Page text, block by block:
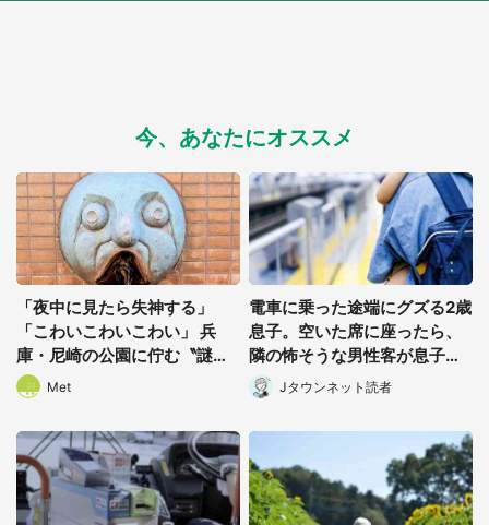
今、あなたにオススメ
「夜中に見たら失神する」
「こわいこわいこわい」 兵
庫・尼崎の公園に佇む〝謎す
ぎる顔〟に1.3万人戦慄
Met
電車に乗った途端にグズる2歳
息子。空いた席に座ったら、
隣の怖そうな男性客が息子の
帽子に手を伸ばし(千葉県・4
0代女性)
Jタウンネット読者